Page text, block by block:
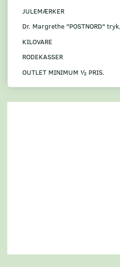
JULEMÆRKER
Dr. Margrethe "POSTNORD"
KILOVARE
RODEKASSER
OUTLET MINIMUM ½ PRIS.